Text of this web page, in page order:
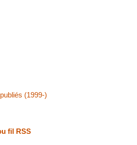
(1999-)
fil RSS